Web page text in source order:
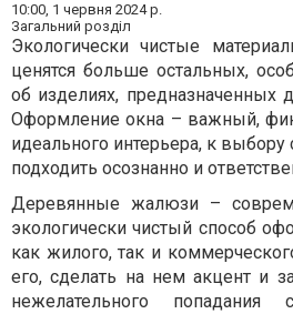
10:00, 1 червня 2024 р.
Загальний розділ
Экологически чистые
ценятся больше остальных,
об изделиях, предназначенных
Оформление окна – важный,
идеального интерьера, к выбору
подходить осознанно и
Деревянные жалюзи –
экологически чистый способ
как жилого, так и
его, сделать на нем акцент и
нежелательного попадания